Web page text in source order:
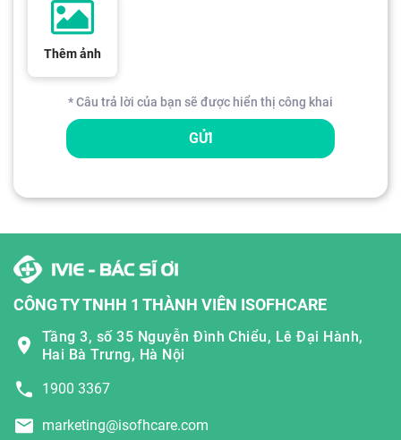
Thêm ảnh
* Câu trả lời của bạn sẽ được hiển thị công khai
GỬI
CÔNG TY TNHH 1 THÀNH VIÊN ISOFHCARE
Tầng 3, số 35 Nguyễn Đình Chiểu, Lê Đại Hành,
Hai Bà Trưng, Hà Nội
1900 3367
marketing@isofhcare.com